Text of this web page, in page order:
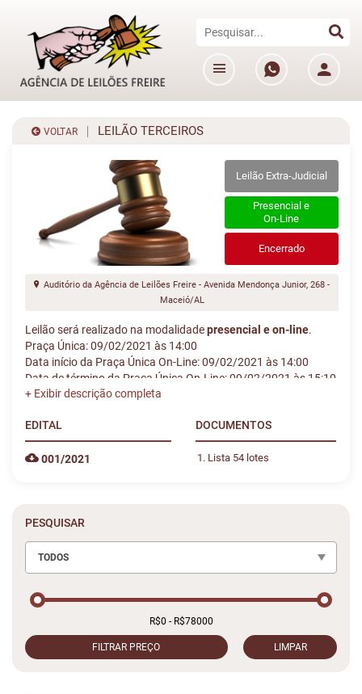
VOLTAR LEILÃO TERCEIROS
Leilão Extra-Judicial
Presencial e
On-Line
Encerrado
Auditório da Agência de Leilões Freire - Avenida Mendonça Junior, 268 -
Maceió/AL
Leilão será realizado na modalidadepresencial e on-line.
Praça Única: 09/02/2021 às 14:00
Data início da Praça Única On-Line: 09/02/2021 às 14:00
Data de término da Praça Única On-Line: 09/02/2021 às 15:10
EDITAL
001/2021
DOCUMENTOS
Lista 54 lotes
PESQUISAR
TODOS
FILTRAR PREÇO LIMPAR